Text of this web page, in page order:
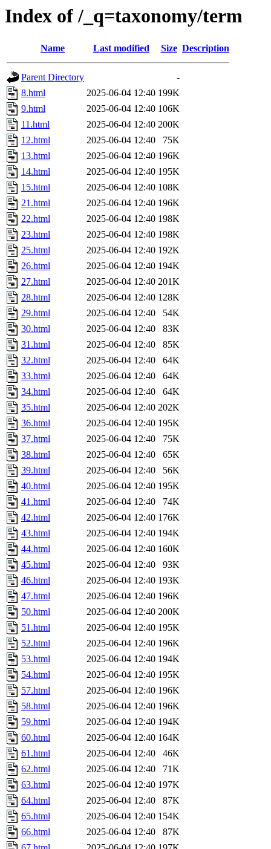
Index of /_q=taxonomy/term
Name Last modified Size Description
Parent Directory
-
8.html
2025-06-04 12:40 199K
9.html
2025-06-04 12:40 106K
11.html
2025-06-04 12:40 200K
12.html
2025-06-04 12:40
75K
13.html
2025-06-04 12:40 196K
14.html
2025-06-04 12:40 195K
15.html
2025-06-04 12:40 108K
21.html
2025-06-04 12:40 196K
22.html
2025-06-04 12:40 198K
23.html
2025-06-04 12:40 198K
25.html
2025-06-04 12:40 192K
26.html
2025-06-04 12:40 194K
27.html
2025-06-04 12:40 201K
28.html
2025-06-04 12:40 128K
29.html
2025-06-04 12:40
54K
30.html
2025-06-04 12:40
83K
31.html
2025-06-04 12:40
85K
32.html
2025-06-04 12:40
64K
33.html
2025-06-04 12:40
64K
34.html
2025-06-04 12:40
64K
35.html
2025-06-04 12:40 202K
36.html
2025-06-04 12:40 195K
37.html
2025-06-04 12:40
75K
38.html
2025-06-04 12:40
65K
39.html
2025-06-04 12:40
56K
40.html
2025-06-04 12:40 195K
41.html
2025-06-04 12:40
74K
42.html
2025-06-04 12:40 176K
43.html
2025-06-04 12:40 194K
44.html
2025-06-04 12:40 160K
45.html
2025-06-04 12:40
93K
46.html
2025-06-04 12:40 193K
47.html
2025-06-04 12:40 196K
50.html
2025-06-04 12:40 200K
51.html
2025-06-04 12:40 195K
52.html
2025-06-04 12:40 196K
53.html
2025-06-04 12:40 194K
54.html
2025-06-04 12:40 195K
57.html
2025-06-04 12:40 196K
58.html
2025-06-04 12:40 196K
59.html
2025-06-04 12:40 194K
60.html
2025-06-04 12:40 164K
61.html
2025-06-04 12:40
46K
62.html
2025-06-04 12:40
71K
63.html
2025-06-04 12:40 197K
64.html
2025-06-04 12:40
87K
65.html
2025-06-04 12:40 154K
66.html
2025-06-04 12:40
87K